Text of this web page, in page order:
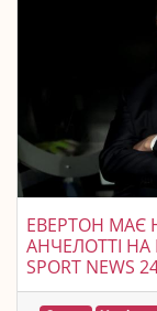
ЕВЕРТОН МАЄ
АНЧЕЛОТТІ
SPORT NEWS